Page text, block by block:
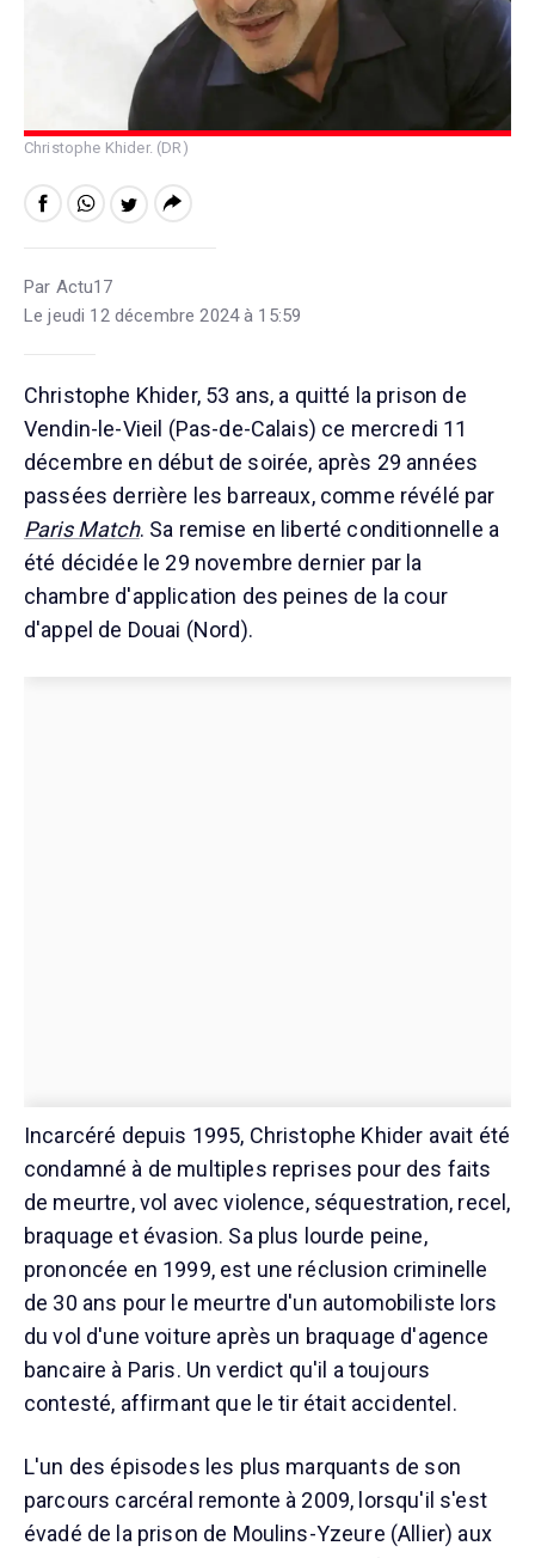
Christophe Khider. (DR)
Par Actu17
Le jeudi 12 décembre 2024 à 15:59
Christophe Khider, 53 ans, a quitté la prison de
Vendin-le-Vieil (Pas-de-Calais) ce mercredi 11
décembre en début de soirée, après 29 années
passées derrière les barreaux, comme révélé par
Paris Match. Sa remise en liberté conditionnelle a
été décidée le 29 novembre dernier par la
chambre d'application des peines de la cour
d'appel de Douai (Nord).
Incarcéré depuis 1995, Christophe Khider avait été
condamné à de multiples reprises pour des faits
de meurtre, vol avec violence, séquestration, recel,
braquage et évasion. Sa plus lourde peine,
prononcée en 1999, est une réclusion criminelle
de 30 ans pour le meurtre d'un automobiliste lors
du vol d'une voiture après un braquage d'agence
bancaire à Paris. Un verdict qu'il a toujours
contesté, affirmant que le tir était accidentel.
L'un des épisodes les plus marquants de son
parcours carcéral remonte à 2009, lorsqu'il s'est
évadé de la prison de Moulins-Yzeure (Allier) aux